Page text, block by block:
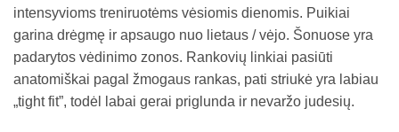
intensyvioms treniruotėms vėsiomis dienomis. Puikiai
garina drėgmę ir apsaugo nuo lietaus / vėjo. Šonuose yra
padarytos vėdinimo zonos. Rankovių linkiai pasiūti
anatomiškai pagal žmogaus rankas, pati striukė yra labiau
„tight fit”, todėl labai gerai priglunda ir nevaržo judesių.